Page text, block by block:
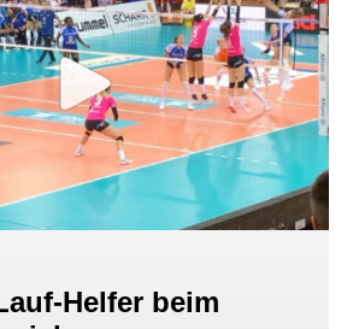
Helfer beim